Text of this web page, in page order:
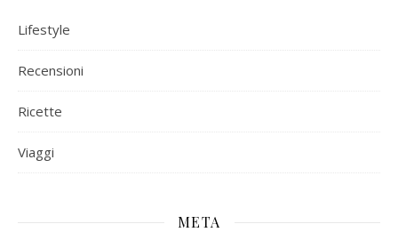
Lifestyle
Recensioni
Ricette
Viaggi
META